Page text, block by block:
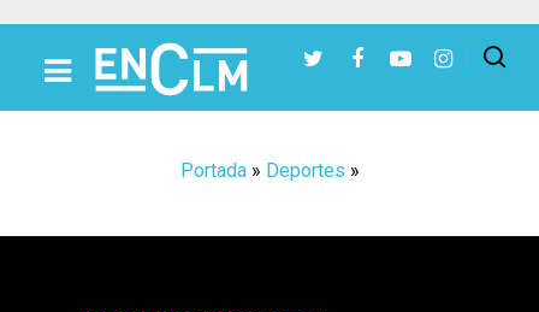
Portada» Deportes »